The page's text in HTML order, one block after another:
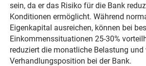
sein, da er das Risiko für die Bank
Konditionen ermöglicht. Während
Eigenkapital ausreichen, können bei
Einkommenssituationen 25-30%
reduziert die monatliche Belastung und
Verhandlungsposition bei der Bank.